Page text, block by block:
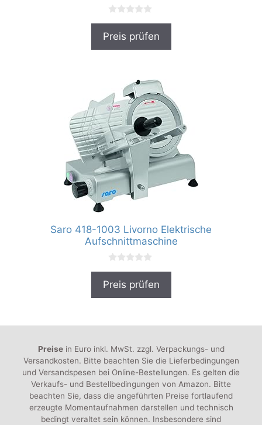
0
o
Preis prüfen
Saro 418-1003 Livorno Elektrische
Aufschnittmaschine
o
Preis prüfen
Preisein Euro inkl. MwSt. zzgl. Verpackungs- und
Versandkosten. Bitte beachten Sie die Lieferbedingungen
und Versandspesen bei Online-Bestellungen. Es gelten die
Verkaufs- und Bestellbedingungen von Amazon. Bitte
beachten Sie, dass die angeführten Preise fortlaufend
erzeugte Momentaufnahmen darstellen und technisch
bedingt veraltet sein können. Insbesondere sind